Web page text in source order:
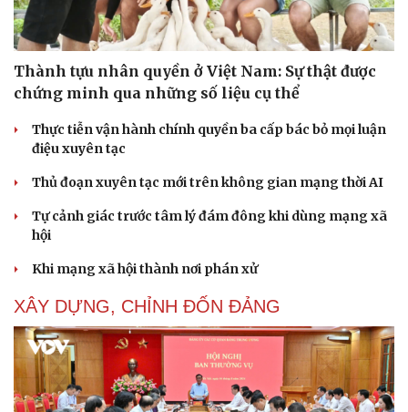
Thành tựu nhân quyền ở Việt Nam: Sự thật được
chứng minh qua những số liệu cụ thể
Thực tiễn vận hành chính quyền ba cấp bác bỏ mọi luận
điệu xuyên tạc
Thủ đoạn xuyên tạc mới trên không gian mạng thời AI
Tự cảnh giác trước tâm lý đám đông khi dùng mạng xã
hội
Khi mạng xã hội thành nơi phán xử
XÂY DỰNG, CHỈNH ĐỐN ĐẢNG